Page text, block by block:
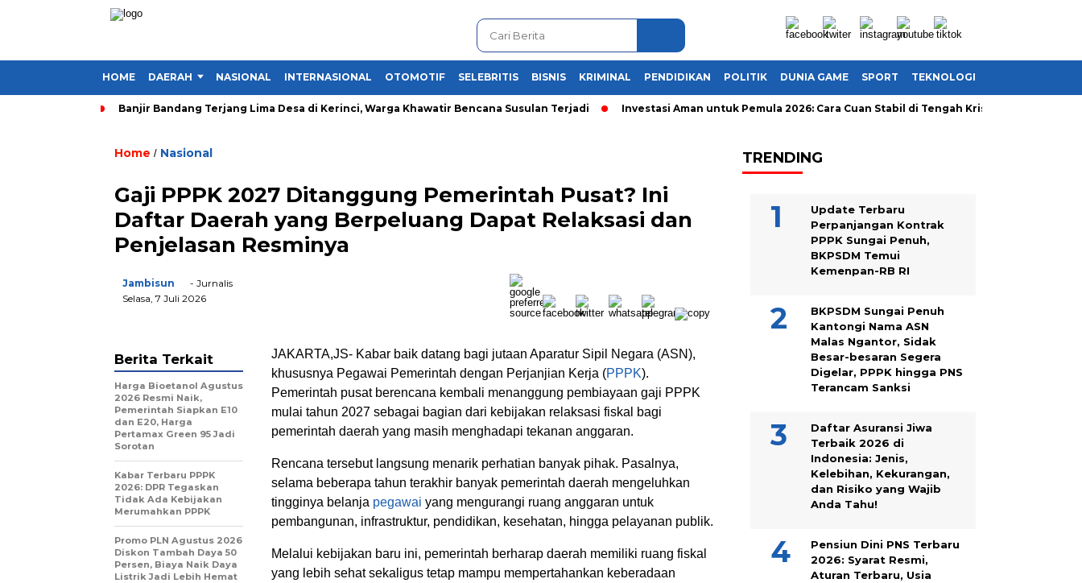
HOME DAERAH NASIONAL INTERNASIONAL OTOMOTIF SELEBRITIS BISNIS KRIMINAL PENDIDIKAN POLITIK DUNIA GAME SPORT TEKNOLOGI
Banjir Bandang Terjang Lima Desa di Kerinci, Warga Khawatir Bencana Susulan Terjadi Investasi Aman untuk Pemula 2026: Cara Cuan Stabil di Tengah Krisis Ekonomi Global
Home / Nasional
Gaji PPPK 2027 Ditanggung Pemerintah Pusat? Ini
Daftar Daerah yang Berpeluang Dapat Relaksasi dan
Penjelasan Resminya
Jambisun
- Jurnalis
Selasa, 7 Juli 2026
JAKARTA,JS- Kabar baik datang bagi jutaan Aparatur Sipil Negara (ASN),
khususnya Pegawai Pemerintah dengan Perjanjian Kerja (PPPK).
Pemerintah pusat berencana kembali menanggung pembiayaan gaji PPPK
mulai tahun 2027 sebagai bagian dari kebijakan relaksasi fiskal bagi
pemerintah daerah yang masih menghadapi tekanan anggaran.
Rencana tersebut langsung menarik perhatian banyak pihak. Pasalnya,
selama beberapa tahun terakhir banyak pemerintah daerah mengeluhkan
tingginya belanja pegawai yang mengurangi ruang anggaran untuk
pembangunan, infrastruktur, pendidikan, kesehatan, hingga pelayanan publik.
Melalui kebijakan baru ini, pemerintah berharap daerah memiliki ruang fiskal
yang lebih sehat sekaligus tetap mampu mempertahankan keberadaan
Berita Terkait
Harga Bioetanol Agustus
2026 Resmi Naik,
Pemerintah Siapkan E10
dan E20, Harga
Pertamax Green 95 Jadi
Sorotan
Kabar Terbaru PPPK
2026: DPR Tegaskan
Tidak Ada Kebijakan
Merumahkan PPPK
Promo PLN Agustus 2026
Diskon Tambah Daya 50
Persen, Biaya Naik Daya
Listrik Jadi Lebih Hemat
TRENDING
Update Terbaru
Perpanjangan Kontrak
PPPK Sungai Penuh,
BKPSDM Temui
Kemenpan-RB RI
BKPSDM Sungai Penuh
Kantongi Nama ASN
Malas Ngantor, Sidak
Besar-besaran Segera
Digelar, PPPK hingga PNS
Terancam Sanksi
Daftar Asuransi Jiwa
Terbaik 2026 di
Indonesia: Jenis,
Kelebihan, Kekurangan,
dan Risiko yang Wajib
Anda Tahu!
Pensiun Dini PNS Terbaru
2026: Syarat Resmi,
Aturan Terbaru, Usia